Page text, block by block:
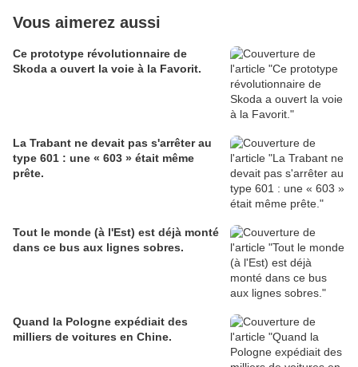
Vous aimerez aussi
Ce prototype révolutionnaire de
Skoda a ouvert la voie à la Favorit.
La Trabant ne devait pas s'arrêter au
type 601 : une « 603 » était même
prête.
Tout le monde (à l'Est) est déjà monté
dans ce bus aux lignes sobres.
Quand la Pologne expédiait des
milliers de voitures en Chine.